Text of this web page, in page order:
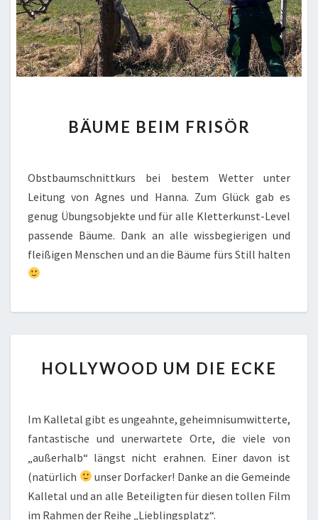
BEIM
BÄUME BEIM FRISÖR
Obstbaumschnittkurs bei bestem Wetter unter
Leitung von Agnes und Hanna. Zum Glück gab es
genug Übungsobjekte und für alle Kletterkunst-Level
passende Bäume. Dank an alle wissbegierigen und
fleißigen Menschen und an die Bäume fürs Still halten
UM
HOLLYWOOD UM DIE ECKE
Im Kalletal gibt es ungeahnte, geheimnisumwitterte,
fantastische und unerwartete Orte, die viele von
„außerhalb“ längst nicht erahnen. Einer davon ist
(natürlich
unser Dorfacker! Danke an die Gemeinde
Kalletal und an alle Beteiligten für diesen tollen Film
im Rahmen der Reihe „Lieblingsplatz“.